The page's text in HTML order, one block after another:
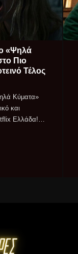
«Ψηλά
Πιο
Τέλος
Κύματα»
και
Ελλάδα!…